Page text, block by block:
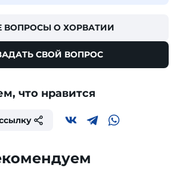
ВОПРОСЫ О ХОРВАТИИ
СВОЙ ВОПРОС
что нравится